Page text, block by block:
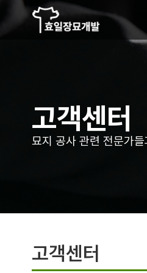
고객센터
묘지 공사 관련 전문가들
고객센터